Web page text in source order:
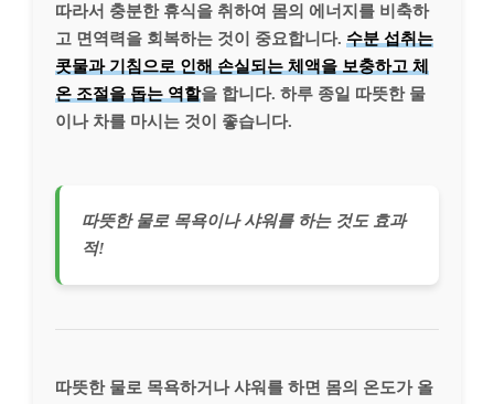
따라서 충분한 휴식을 취하여 몸의 에너지를 비축하
고 면역력을 회복하는 것이 중요합니다. 수분 섭취는
콧물과 기침으로 인해 손실되는 체액을 보충하고 체
온 조절을 돕는 역할을 합니다. 하루 종일 따뜻한 물
이나 차를 마시는 것이 좋습니다.
따뜻한 물로 목욕이나 샤워를 하는 것도 효과
적!
따뜻한 물로 목욕하거나 샤워를 하면 몸의 온도가 올